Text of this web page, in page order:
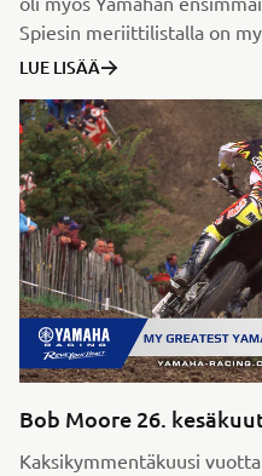
Spiesin meriittilistalla on
LUE LISÄÄ
Bob Moore 26.
Kaksikymmentäkuusi